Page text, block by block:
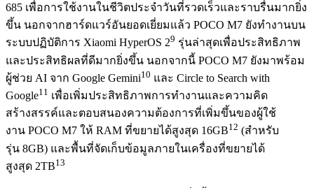
685 เพื่อการใช้งานในชีวิตประจำวันที่รวดเร็วและราบรื่นมากยิ่ง
ขึ้น นอกจากฮาร์ดแวร์อันยอดเยี่ยมแล้ว POCO M7 ยังทำงานบน
ระบบปฏิบัติการ Xiaomi HyperOS 29 รุ่นล่าสุดเพื่อประสิทธิภาพ
และประสิทธิผลที่ดีมากยิ่งขึ้น นอกจากนี้ POCO M7 ยังมาพร้อม
ผู้ช่วย AI จาก Google Gemini10 และ Circle to Search with
Google11 เพื่อเพิ่มประสิทธิภาพการทำงานและความคิด
สร้างสรรค์และตอบสนองความต้องการที่เพิ่มขึ้นของผู้ใช้
งาน POCO M7 ให้ RAM ที่ขยายได้สูงสุด 16GB12 (สำหรับ
รุ่น 8GB) และพื้นที่จัดเก็บข้อมูลภายในเครื่องที่ขยายได้
สูงสุด 2TB13